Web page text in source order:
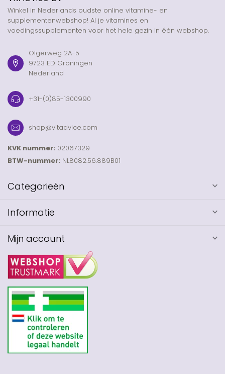
Winkel in Nederlands oudste online vitamine- en
supplementenwebshop! Al je vitamines en
voedingssupplementen voor het hele gezin in één webshop.
Olgerweg 2A-5
9723 ED Groningen
Nederland
+31-(0)85-1300990
shop@vitadvice.com
KVK nummer: 02067329
BTW-nummer: NL8082.56.889B01
Categorieën
Informatie
Mijn account